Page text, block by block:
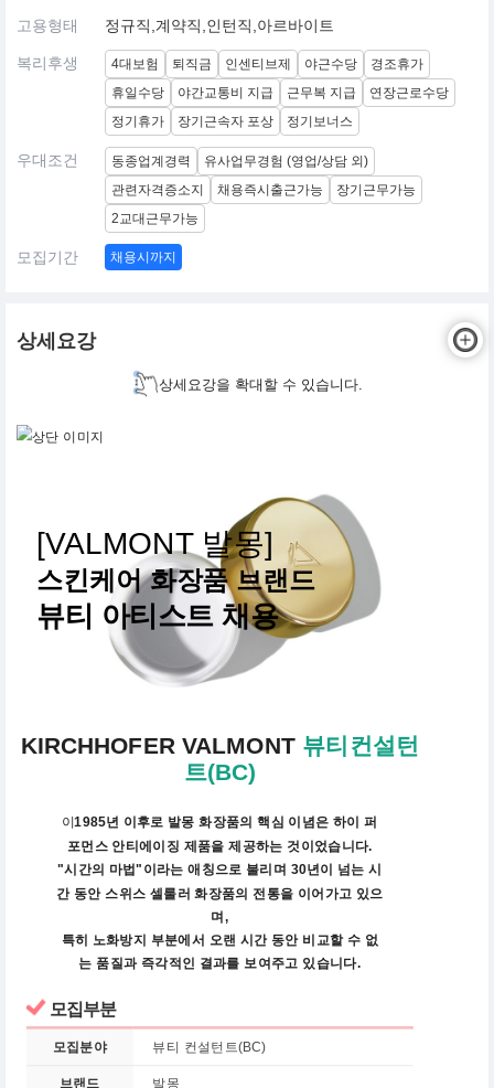
고용형태 정규직,계약직,인턴직,아르바이트
복리후생 4대보험 퇴직금 인센티브제 야근수당
경조휴가
휴일수당
야간교통비 지급 근무복 지급
연장근로수당
정기휴가
장기근속자 포상 정기보너스
우대조건 동종업계경력
유사업무경험 (영업/상담 외)
관련자격증소지
채용즉시출근가능
장기근무가능
2교대근무가능
모집기간 채용시까지
상세요강
상세요강을 확대할 수 있습니다.
[VALMONT 발몽]
스킨케어 화장품 브랜드
뷰티 아티스트 채용
KIRCHHOFER VALMONT 뷰티컨설턴
트(BC)
이1985년 이후로 발몽 화장품의 핵심 이념은 하이 퍼
포먼스 안티에이징 제품을 제공하는 것이었습니다.
"시간의 마법"이라는 애칭으로 불리며 30년이 넘는 시
간 동안 스위스 셀룰러 화장품의 전통을 이어가고 있으
며,
특히 노화방지 부분에서 오랜 시간 동안 비교할 수 없
는 품질과 즉각적인 결과를 보여주고 있습니다.
모집부분
모집분야 뷰티 컨설턴트(BC)
브랜드 발몽